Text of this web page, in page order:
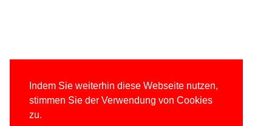
Indem Sie weiterhin diese Webseite nutzen,
stimmen Sie der Verwendung von Cookies
zu.